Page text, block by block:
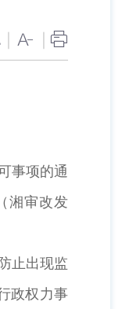
事项的通
湘审改发
止出现监
政权力事